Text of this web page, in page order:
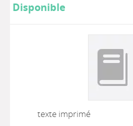
Disponible
texte imprimé